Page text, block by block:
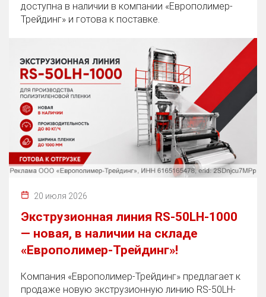
доступна в наличии в компании «Европолимер-
Трейдинг» и готова к поставке.
20 июля 2026
Экструзионная линия RS-50LH-1000
— новая, в наличии на складе
«Европолимер-Трейдинг»!
Компания «Европолимер-Трейдинг» предлагает к
продаже новую экструзионную линию RS-50LH-